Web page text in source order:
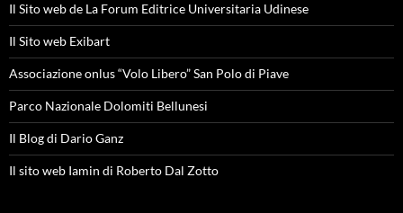
Il Sito web de La Forum Editrice Universitaria Udinese
Il Sito web Exibart
Associazione onlus “Volo Libero” San Polo di Piave
Parco Nazionale Dolomiti Bellunesi
Il Blog di Dario Ganz
Il sito web Iamin di Roberto Dal Zotto